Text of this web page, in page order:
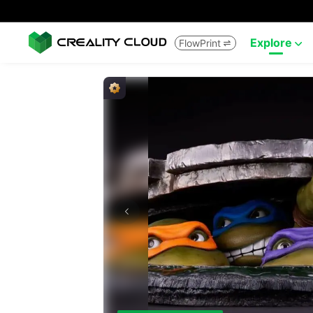
FlowPrint  Explore 